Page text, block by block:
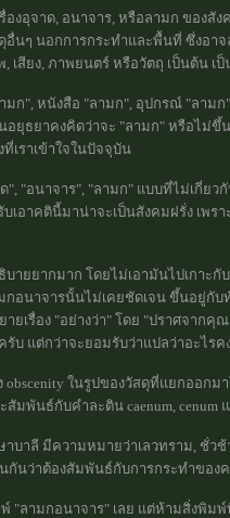
องอุจาด, อนาจาร, หรือลามก ของ
นๆ นอกการกระทำและพื้นที่ ซึ่งอาจ
เสียง, ภาพยนตร์ หรือวัตถุ เป็นต้น เ
มก", หนังสือ "ลามก", อุปกรณ์ "ลา
อยุธยาคงคิดว่าจะ "ลามก" หรือไม่
เราเข้าใจในปัจจุบัน
", "อนาจาร", "ลามก" แบบที่ไม่เกี่ย
เอาคตินี้มาน่าจะเป็นสังคมฝรั่ง เพ
บายยากมาก โดยไม่เอามันไปเกาะ
กอนาจารนั้นไม่เคยชัดเจน ขึ้นอยู่กั
ยเรื่อง "อย่างว่า" โดย "ปราศจาก
บ แต่กว่าจะยอมรับว่าแปลว่าอะไรค
obscenity ในรูปของวัสดุที่แยกออก
สัมพันธ์กับคำละติน caenum, cenum
บาลี มีความหมายว่าเลวทราม, ชั่ว
กันว่าต้องสัมพันธ์กับการกระทำขอ
"ลามกอนาจาร" เลย แต่ห้ามสิ่งพิ